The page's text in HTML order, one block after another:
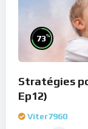
73%
Stratégies
Ep12)
Viter7960